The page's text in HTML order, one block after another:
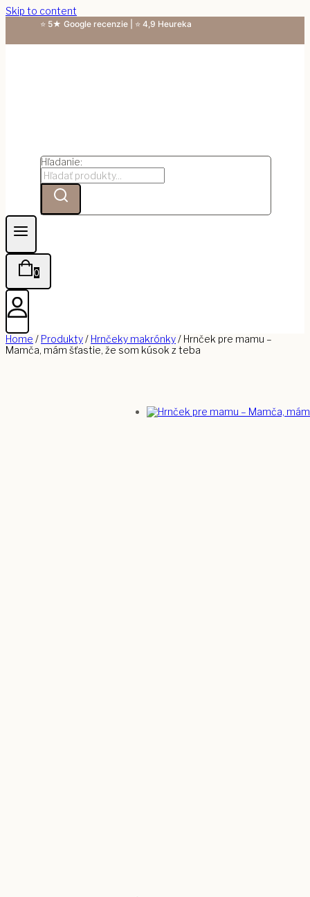
Skip to content
⭐ 5★ Google recenzie | ⭐ 4,9 Heureka
Hľadanie:
0
Home / Produkty/ Hrnčeky makrónky/ Hrnček pre mamu –
Mamča, mám šťastie, že som kúsok z teba